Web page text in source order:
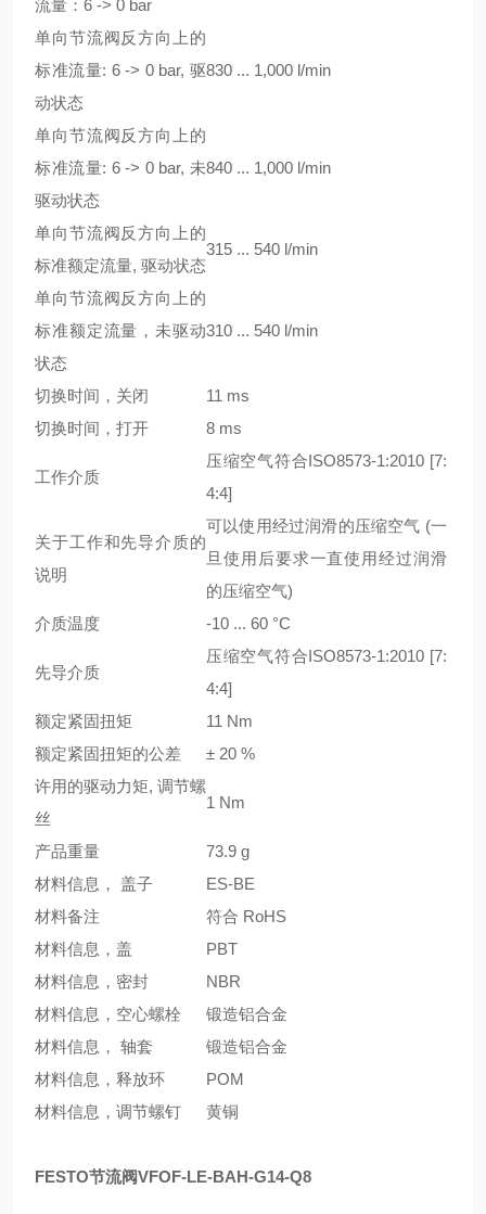
流量：6 -> 0 bar
单向节流阀反方向上的
标准流量: 6 -> 0 bar, 驱
动状态
830 ... 1,000 l/min
单向节流阀反方向上的
标准流量: 6 -> 0 bar, 未
驱动状态
840 ... 1,000 l/min
单向节流阀反方向上的
标准额定流量, 驱动状态
315 ... 540 l/min
单向节流阀反方向上的
标准额定流量，未驱动
状态
310 ... 540 l/min
切换时间，关闭
11 ms
切换时间，打开
8 ms
工作介质
压缩空气符合ISO8573-1:2010 [7:
4:4]
关于工作和先导介质的
说明
可以使用经过润滑的压缩空气 (一
旦使用后要求一直使用经过润滑
的压缩空气)
介质温度
-10 ... 60 °C
先导介质
压缩空气符合ISO8573-1:2010 [7:
4:4]
额定紧固扭矩
11 Nm
额定紧固扭矩的公差
± 20 %
许用的驱动力矩, 调节螺
丝
1 Nm
产品重量
73.9 g
材料信息， 盖子
ES-BE
材料备注
符合 RoHS
材料信息，盖
PBT
材料信息，密封
NBR
材料信息，空心螺栓
锻造铝合金
材料信息， 轴套
锻造铝合金
材料信息，释放环
POM
材料信息，调节螺钉
黄铜
FESTO节流阀VFOF-LE-BAH-G14-Q8